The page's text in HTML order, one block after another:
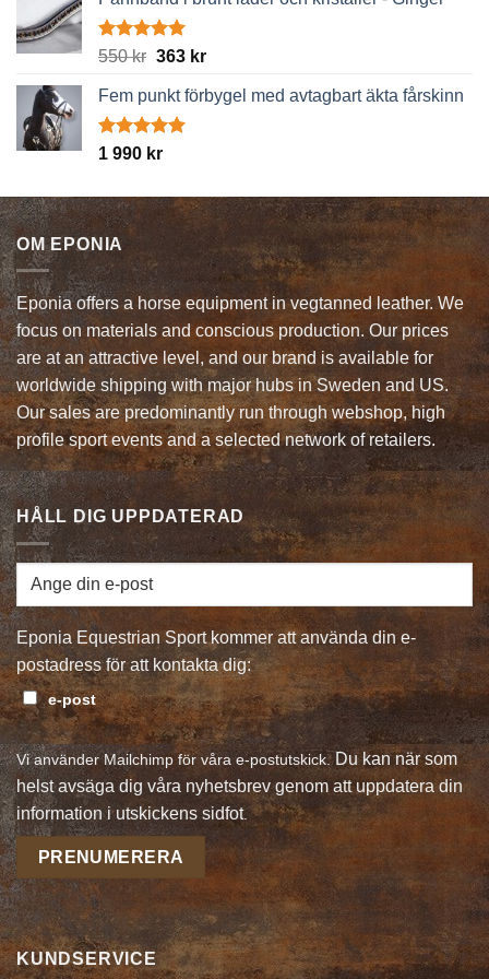
Betygsatt
550kr Det
priset
var:
550 kr.
363 krDet
priset
Fem punkt förbygel med avtagbart äkta fårskinn
Betygsatt
1 990 kr
OM EPONIA
Eponia offers a horse equipment in vegtanned leather. We
focus on materials and conscious production. Our prices
are at an attractive level, and our brand is available for
worldwide shipping with major hubs in Sweden and US.
Our sales are predominantly run through webshop, high
profile sport events and a selected network of retailers.
HÅLL DIG UPPDATERAD
Eponia Equestrian Sport kommer att använda din e-
postadress för att kontakta dig:
e-post
Vi använder Mailchimp för våra e-postutskick.Du kan när som
helst avsäga dig våra nyhetsbrev genom att uppdatera din
information i utskickens sidfot.
KUNDSERVICE